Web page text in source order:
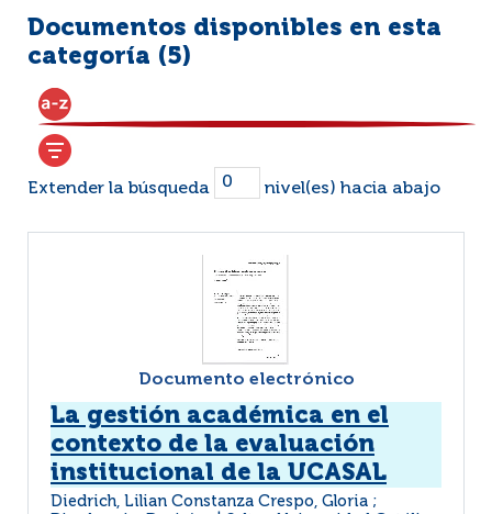
Documentos disponibles en esta
categoría (5)
Extender la búsqueda nivel(es) hacia abajo
Documento electrónico
La gestión académica en el
contexto de la evaluación
institucional de la UCASAL
Diedrich, Lilian Constanza Crespo, Gloria ;